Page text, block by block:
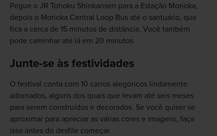
Pegue o JR Tohoku Shinkansen para a Estação Morioka,
depois o Morioka Central Loop Bus até o santuário, que
fica a cerca de 15 minutos de distância. Você também
pode caminhar até lá em 20 minutos.
Junte-se às festividades
O festival conta com 10 carros alegóricos lindamente
adornados, alguns dos quais que levam até seis meses
para serem construídos e decorados. Se você quiser se
aproximar para apreciar as várias cores e imagens, faça
isso antes do desfile começar.